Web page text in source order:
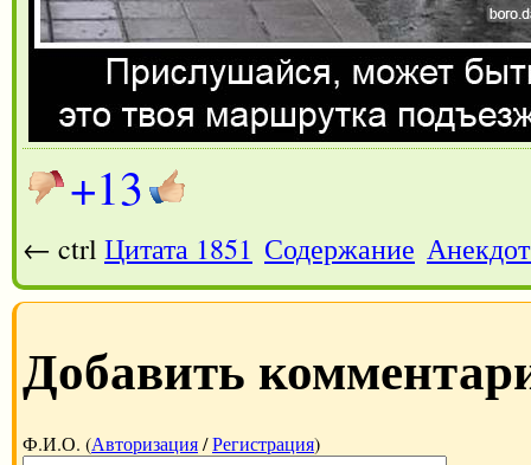
+13
← ctrl Цитата 1851 Содержание
Добавить
Ф.И.О. (Авторизация/Регистрация)